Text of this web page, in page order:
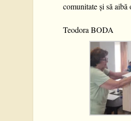
comunitate și să
Teodora BODA